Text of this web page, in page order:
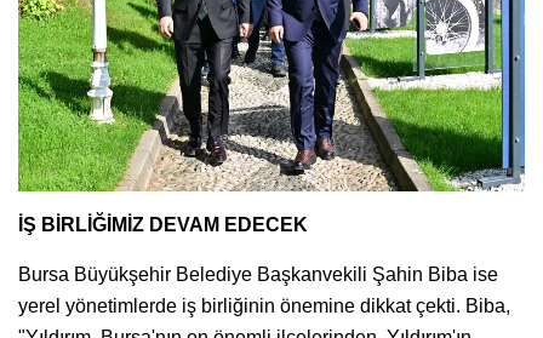
İŞ BİRLİĞİMİZ DEVAM EDECEK
Bursa Büyükşehir Belediye Başkanvekili Şahin Biba ise
yerel yönetimlerde iş birliğinin önemine dikkat çekti. Biba,